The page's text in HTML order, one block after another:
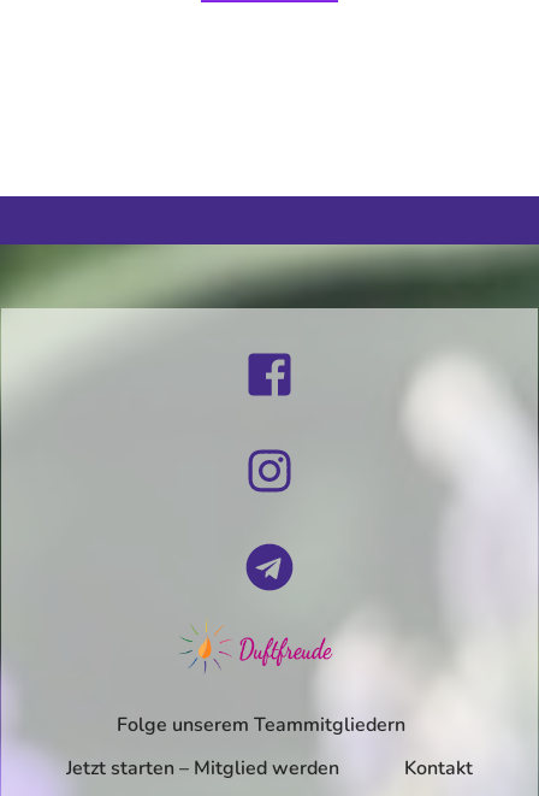
Folge unserem Teammitgliedern
Jetzt starten – Mitglied werden
Kontakt